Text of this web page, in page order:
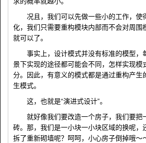
况且，我们可以先做一些小的工作，使
化，我们只需要重构模块内部而不会对周围
就可以了。
事实上，设计模式并没有标准的模型，
景下实现的途径都可能会不同，怎样实现模
分。因此，有意义的模式都是通过重构产生
生模式。
这，也就是“演进式设计”。
就好像我们要改造一个房子，我们要把
砖。那，我们是一小块一小块区域的换呢，
拆了重新砌墙呢？呵呵，小心房子倒掉哦～